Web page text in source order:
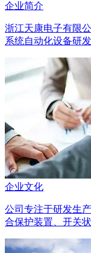
企业简介
浙江天康电子有限
系统自动化设备研
企业文化
公司专注于研发生
合保护装置、开关